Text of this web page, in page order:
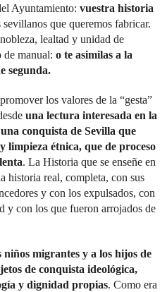
Ayuntamiento:vuestra historia
que queremos fabricar.
lealtad y unidad de
de manual:o te asimilas a la
segunda.
los valores de la “gesta”
una lectura interesada en la
conquista de Sevilla que
limpieza étnica, que de proceso
. La Historia que se enseñe en
historia real, completa, con sus
y con los expulsados, con
y con los que fueron arrojados de
migrantes y a los hijos de
de conquista ideológica,
y dignidad propias. Como era